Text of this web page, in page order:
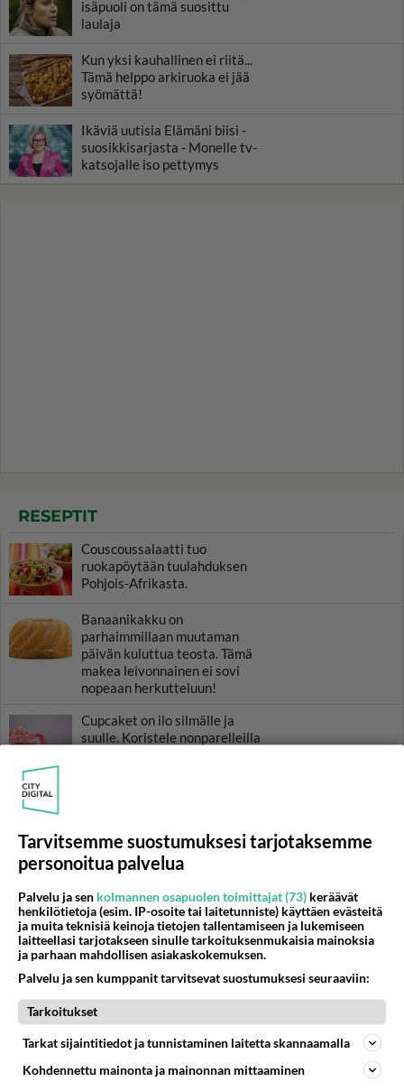
isäpuoli on tämä suosittu
laulaja
Kun yksi kauhallinen ei riitä...
Tämä helppo arkiruoka ei jää
syömättä!
Ikäviä uutisia Elämäni biisi -
suosikkisarjasta - Monelle tv-
katsojalle iso pettymys
RESEPTIT
Couscoussalaatti tuo
ruokapöytään tuulahduksen
Pohjois-Afrikasta.
Banaanikakku on
parhaimmillaan muutaman
päivän kuluttua teosta. Tämä
makea leivonnainen ei sovi
nopeaan herkutteluun!
Cupcaket on ilo silmälle ja
suulle. Koristele nonparelleilla
Riisipuuro maistuu erityisesti
jouluna - mutta myös
rauhallisina
viikonloppuaamuina!
HOROSKOOPPI
6.8.2026
Tarvitsemme suostumuksesi tarjotaksemme
personoitua palvelua
Palvelu ja sen kolmannen osapuolen toimittajat (73) keräävät
henkilötietoja (esim. IP-osoite tai laitetunniste) käyttäen evästeitä
ja muita teknisiä keinoja tietojen tallentamiseen ja lukemiseen
laitteellasi tarjotakseen sinulle tarkoituksenmukaisia mainoksia
ja parhaan mahdollisen asiakaskokemuksen.
Palvelu ja sen kumppanit tarvitsevat suostumuksesi seuraaviin:
Tarkoitukset
Tarkat sijaintitiedot ja tunnistaminen laitetta skannaamalla
Kohdennettu mainonta ja mainonnan mittaaminen